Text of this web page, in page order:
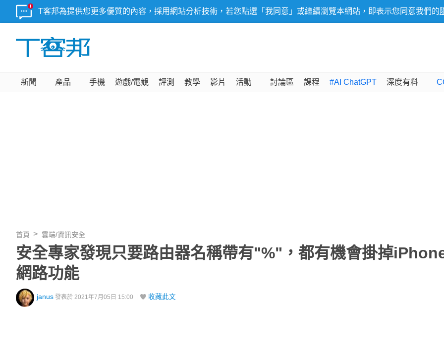
T客邦為提供您更多優質的內容，採用網站分析技術，若您點選「我同意」或繼續瀏覽本網站，即表示您同意我們的
新聞 產品 手機 遊戲/電競 評測 教學 影片 活動 討論區 課程 #AI ChatGPT 深度有料
首頁 雲端/資訊安全
安全專家發現只要路由器名稱帶有"%"，都有機會掛掉
網路功能
janus 發表於 2021年7月05日 15:00 收藏此文